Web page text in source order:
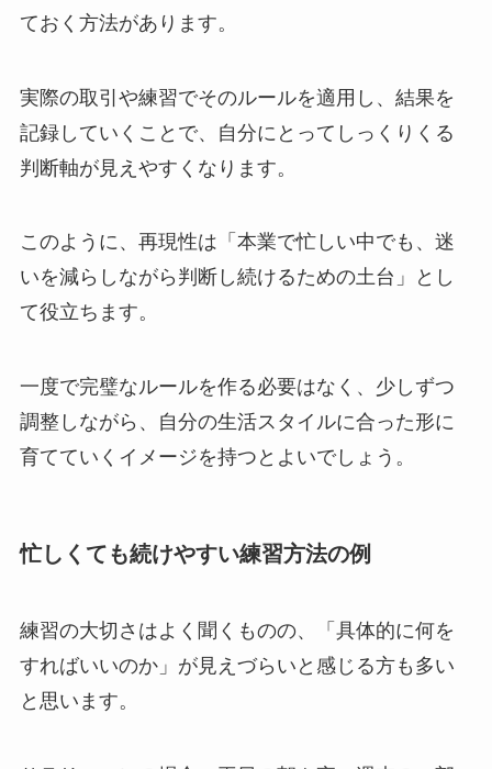
ておく方法があります。
実際の取引や練習でそのルールを適用し、結果を
記録していくことで、自分にとってしっくりくる
判断軸が見えやすくなります。
このように、再現性は「本業で忙しい中でも、迷
いを減らしながら判断し続けるための土台」とし
て役立ちます。
一度で完璧なルールを作る必要はなく、少しずつ
調整しながら、自分の生活スタイルに合った形に
育てていくイメージを持つとよいでしょう。
忙しくても続けやすい練習方法の例
練習の大切さはよく聞くものの、「具体的に何を
すればいいのか」が見えづらいと感じる方も多い
と思います。